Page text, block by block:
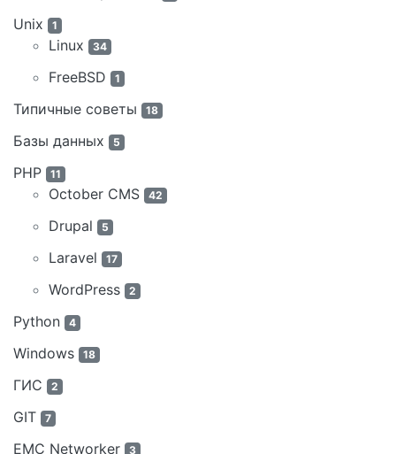
Unix 1
Linux 34
FreeBSD 1
Типичные советы 18
Базы данных 5
PHP 11
October CMS 42
Drupal 5
Laravel 17
WordPress 2
Python 4
Windows 18
ГИС 2
GIT 7
EMC Networker 3